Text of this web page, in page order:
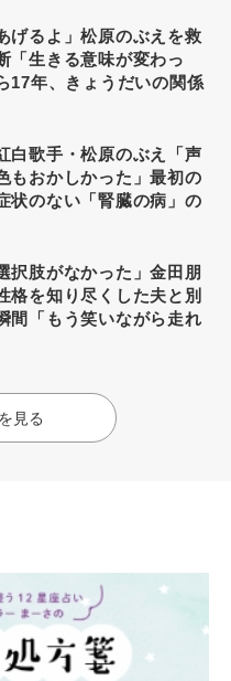
げるよ」松原のぶえを救
「生きる意味が変わっ
17年、きょうだいの関係
白歌手・松原のぶえ「声
もおかしかった」最初の
状のない「腎臓の病」の
択肢がなかった」金田朋
格を知り尽くした夫と別
間「もう笑いながら走れ
見る